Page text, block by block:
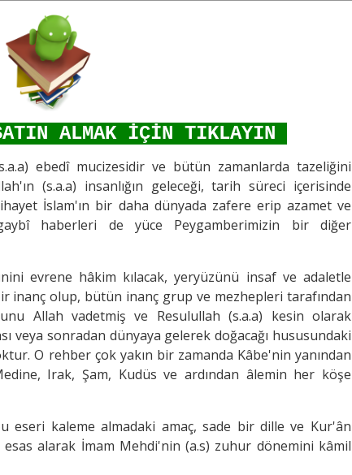
ALMAK İÇİN TIKLAYIN
ebedî mucizesidir ve bütün zamanlarda tazeliğini
(s.a.a) insanlığın geleceği, tarih süreci içerisinde
İslam'ın bir daha dünyada zafere erip azamet ve
haberleri de yüce Peygamberimizin bir diğer
evrene hâkim kılacak, yeryüzünü insaf ve adaletle
inanç olup, bütün inanç grup ve mezhepleri tarafından
Allah vadetmiş ve Resulullah (s.a.a) kesin olarak
veya sonradan dünyaya gelerek doğacağı hususundaki
O rehber çok yakın bir zamanda Kâbe'nin yanından
Irak, Şam, Kudüs ve ardından âlemin her köşe
eseri kaleme almadaki amaç, sade bir dille ve Kur'ân
alarak İmam Mehdi'nin (a.s) zuhur dönemini kâmil